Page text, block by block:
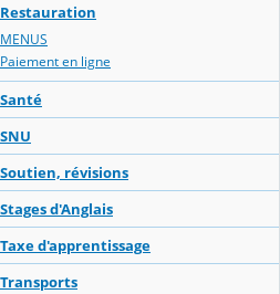
Restauration
MENUS
Paiement en ligne
Santé
SNU
Soutien, révisions
Stages d'Anglais
Taxe d'apprentissage
Transports